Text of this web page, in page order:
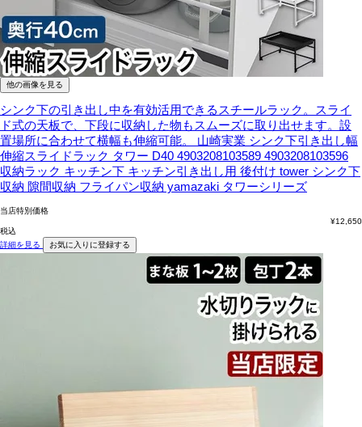
他の画像を見る
シンク下の引き出し中を有効活用できるスチールラック。スライ
ド式の天板で、下段に収納した物もスムーズに取り出せます。設
置場所に合わせて横幅も伸縮可能。
山崎実業 シンク下引き出し幅
伸縮スライドラック タワー D40 4903208103589 4903208103596
収納ラック キッチン下 キッチン引き出し用 後付け tower シンク下
収納 隙間収納 フライパン収納 yamazaki タワーシリーズ
当店特別価格
¥12,650
税込
詳細を見る
お気に入りに登録する